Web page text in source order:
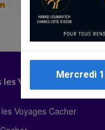
Immo Israël
les Voyages cacher
Voyages Cacher